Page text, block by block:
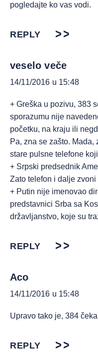
pogledajte ko vas vodi.
REPLY
veselo veče
14/11/2016 u 15:48
+ Greška u pozivu, 383
sporazumu nije
početku, na kraju ili
Pa, zna se zašto.
stare pulsne telefone
+ Srpski predsednik
Zato telefon i dalje
+ Putin nije imenovao
predstavnici Srba sa
državljanstvo, koje su
REPLY
Aco
14/11/2016 u 15:48
Upravo tako je, 384
REPLY